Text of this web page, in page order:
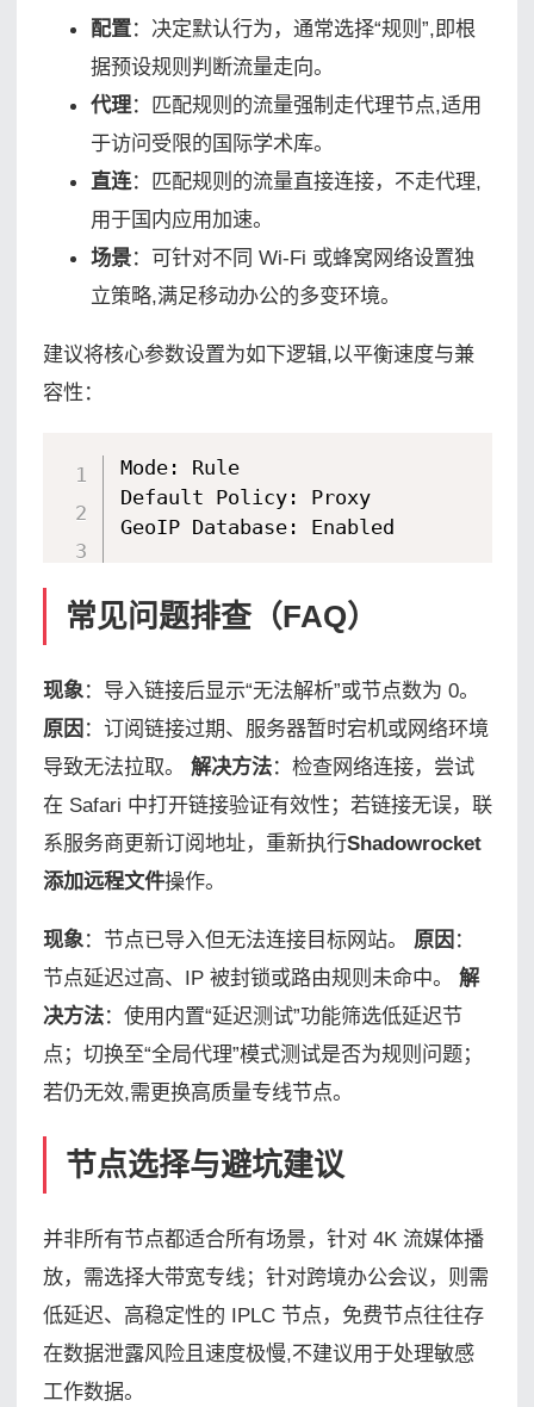
配置：决定默认行为，通常选择“规则”,即根
据预设规则判断流量走向。
代理：匹配规则的流量强制走代理节点,适用
于访问受限的国际学术库。
直连：匹配规则的流量直接连接，不走代理,
用于国内应用加速。
场景：可针对不同 Wi-Fi 或蜂窝网络设置独
立策略,满足移动办公的多变环境。
建议将核心参数设置为如下逻辑,以平衡速度与兼
容性：
Mode: Rule
Default Policy: Proxy
GeoIP Database: Enabled
常见问题排查（FAQ）
现象：导入链接后显示“无法解析”或节点数为 0。
原因 ：订阅链接过期、服务器暂时宕机或网络环境
导致无法拉取。 解决方法：检查网络连接，尝试
在 Safari 中打开链接验证有效性；若链接无误，联
系服务商更新订阅地址，重新执行Shadowrocket
添加远程文件操作。
现象：节点已导入但无法连接目标网站。 原因 ：
节点延迟过高、IP 被封锁或路由规则未命中。 解
决方法：使用内置“延迟测试”功能筛选低延迟节
点；切换至“全局代理”模式测试是否为规则问题；
若仍无效,需更换高质量专线节点。
节点选择与避坑建议
并非所有节点都适合所有场景，针对 4K 流媒体播
放，需选择大带宽专线；针对跨境办公会议，则需
低延迟、高稳定性的 IPLC 节点，免费节点往往存
在数据泄露风险且速度极慢,不建议用于处理敏感
工作数据。